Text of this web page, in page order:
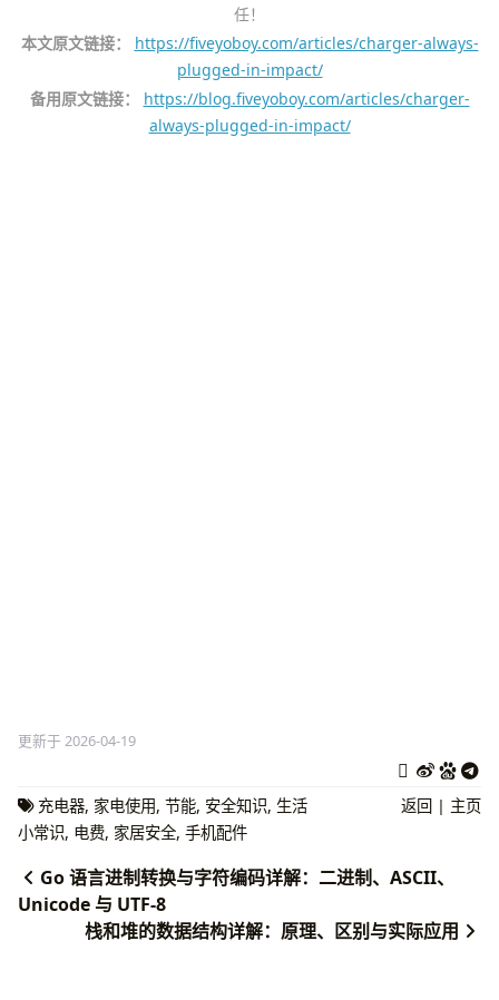
任！
本文原文链接：
https://fiveyoboy.com/articles/charger-always-
plugged-in-impact/
备用原文链接：
https://blog.fiveyoboy.com/articles/charger-
always-plugged-in-impact/
更新于 2026-04-19
充电器, 家电使用, 节能, 安全知识, 生活
小常识, 电费, 家居安全, 手机配件
返回 | 主页
Go 语言进制转换与字符编码详解：二进制、ASCII、
Unicode 与 UTF-8
栈和堆的数据结构详解：原理、区别与实际应用